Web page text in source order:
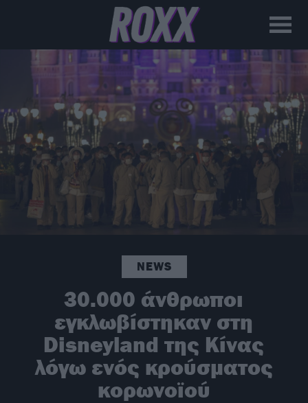
NEWS
30.000 άνθρωποι
εγκλωβίστηκαν στη
Disneyland της Κίνας
λόγω ενός κρούσματος
κορωνοϊού